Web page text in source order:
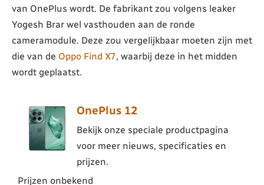
van OnePlus wordt. De fabrikant zou volgens leaker
Yogesh Brar wel vasthouden aan de ronde
cameramodule. Deze zou vergelijkbaar moeten zijn met
die van de Oppo Find X7, waarbij deze in het midden
wordt geplaatst.
OnePlus 12
Bekijk onze speciale productpagina
voor meer nieuws, specificaties en
prijzen.
Prijzen onbekend